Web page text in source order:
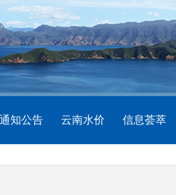
通知公告 云南水价 信息荟萃